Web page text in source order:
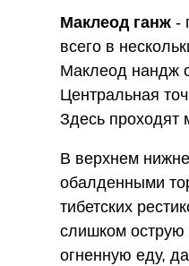
Маклеод ганж -
всего в
Маклеод нандж
Центральная
Здесь проходят
В верхнем
обалденными
тибетских
слишком острую
огненную еду,